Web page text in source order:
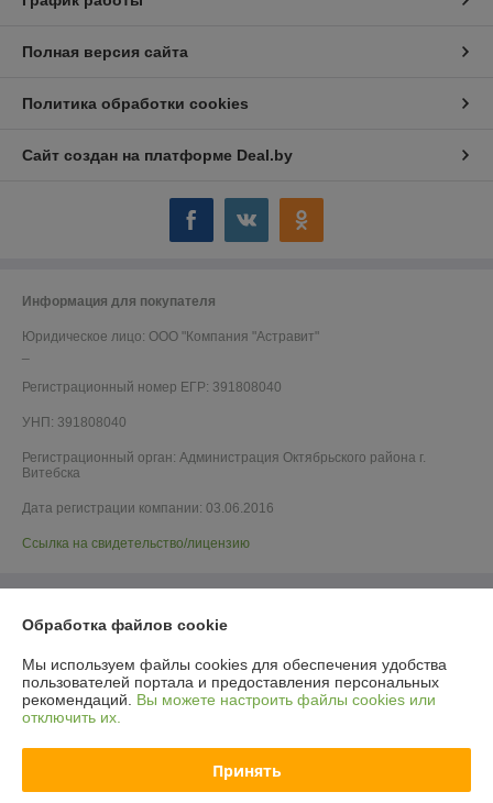
Полная версия сайта
Политика обработки cookies
Сайт создан на платформе Deal.by
Информация для покупателя
Юридическое лицо: ООО "Компания "Астравит"
Регистрационный номер ЕГР: 391808040
УНП: 391808040
Регистрационный орган: Администрация Октябрьского района г.
Витебска
Дата регистрации компании: 03.06.2016
Ссылка на свидетельство/лицензию
Обработка файлов cookie
Мы используем файлы cookies для обеспечения удобства
пользователей портала и предоставления персональных
рекомендаций. Вы можете настроить файлы cookies или
отключить их.
Принять